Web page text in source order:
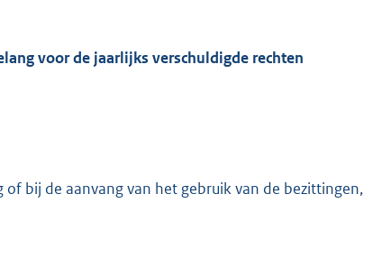
voor de jaarlijks verschuldigde rechten
bij de aanvang van het gebruik van de bezittingen,